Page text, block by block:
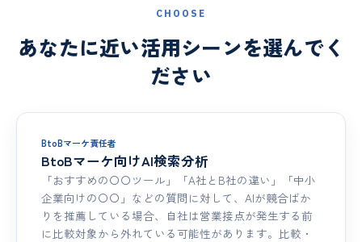
CHOOSE
あなたに近い活用シーンを選んでく
ださい
BtoBマーケ責任者
BtoBマーケ向けAI検索分析
「おすすめの〇〇ツール」「A社とB社の違い」「中小
企業向けの〇〇」などの質問に対して、AIが競合ばか
りを推薦している場合、自社は営業接点が発生する前
に比較対象から外れている可能性があります。比較・